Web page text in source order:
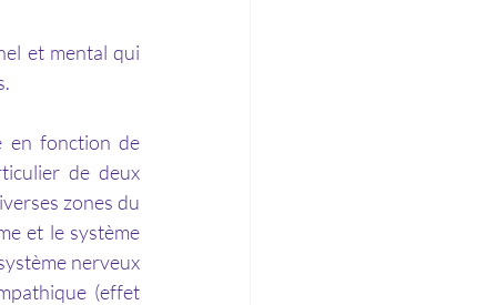
et mental qui
de deux
zones du
et le système
nerveux
(effet